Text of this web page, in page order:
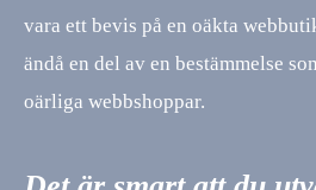
vara ett bevis på en oäkta
ändå en del av en bestämmelse
oärliga webbshoppar.